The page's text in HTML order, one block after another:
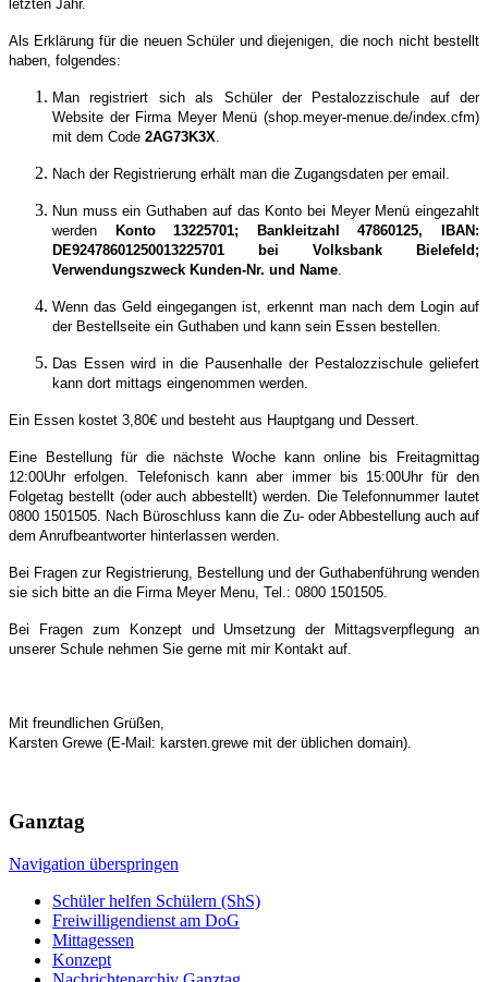
letzten Jahr.
Als Erklärung für die neuen Schüler und diejenigen, die noch nicht bestellt
haben, folgendes:
Man registriert sich als Schüler der Pestalozzischule auf der
Website der Firma Meyer Menü (shop.meyer-menue.de/index.cfm)
mit dem Code 2AG73K3X.
Nach der Registrierung erhält man die Zugangsdaten per email.
Nun muss ein Guthaben auf das Konto bei Meyer Menü eingezahlt
werden
Konto 13225701; Bankleitzahl 47860125, IBAN:
DE92478601250013225701 bei Volksbank Bielefeld;
Verwendungszweck Kunden-Nr. und Name.
Wenn das Geld eingegangen ist, erkennt man nach dem Login auf
der Bestellseite ein Guthaben und kann sein Essen bestellen.
Das Essen wird in die Pausenhalle der Pestalozzischule geliefert
kann dort mittags eingenommen werden.
Ein Essen kostet 3,80€ und besteht aus Hauptgang und Dessert.
Eine Bestellung für die nächste Woche kann online bis Freitagmittag
12:00Uhr erfolgen. Telefonisch kann aber immer bis 15:00Uhr für den
Folgetag bestellt (oder auch abbestellt) werden. Die Telefonnummer lautet
0800 1501505. Nach Büroschluss kann die Zu- oder Abbestellung auch auf
dem Anrufbeantworter hinterlassen werden.
Bei Fragen zur Registrierung, Bestellung und der Guthabenführung wenden
sie sich bitte an die Firma Meyer Menu, Tel.: 0800 1501505.
Bei Fragen zum Konzept und Umsetzung der Mittagsverpflegung an
unserer Schule nehmen Sie gerne mit mir Kontakt auf.
Mit freundlichen Grüßen,
Karsten Grewe (E-Mail: karsten.grewe mit der üblichen domain).
Ganztag
Navigation überspringen
Schüler helfen Schülern (ShS)
Freiwilligendienst am DoG
Mittagessen
Konzept